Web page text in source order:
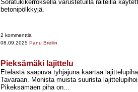
Soratukikerroksella varustetuilla raiteilla
betonipölkkyjä.
2 kommenttia
08.09.2025 Panu Breilin
Pieksämäki lajittelu
Etelästä saapuva tyhjäjuna kaartaa
Tavaraan. Monista muista suurista
Pikeksämäen piha on...